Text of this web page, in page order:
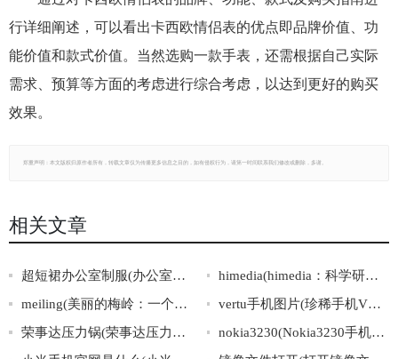
行详细阐述，可以看出卡西欧情侣表的优点即品牌价值、功
能价值和款式价值。当然选购一款手表，还需根据自己实际
需求、预算等方面的考虑进行综合考虑，以达到更好的购买
效果。
郑重声明：本文版权归原作者所有，转载文章仅为传播更多信息之目的，如有侵权行为，请第一时间联系我们修改或删除，多谢。
相关文章
超短裙办公室制服(办公室超短裙制服火热流行)
himedia(himedia：科学研究和教学实验的完美选择)
meiling(美丽的梅岭：一个独特的旅游胜地)
vertu手机图片(珍稀手机VERTU，尽显奢华风情)
荣事达压力锅(荣事达压力锅，助你快速搞定美食！)
nokia3230(Nokia3230手机：功能强大的经典机型)